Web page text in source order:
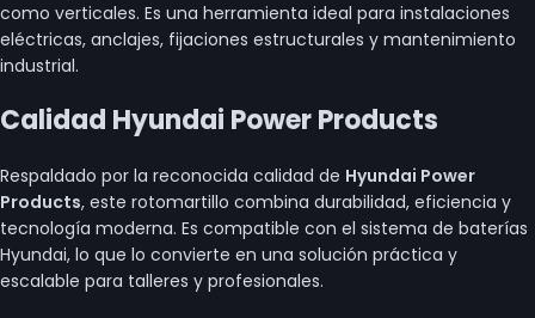
como verticales. Es una herramienta ideal para instalaciones
eléctricas, anclajes, fijaciones estructurales y mantenimiento
industrial.
Calidad Hyundai Power Products
Respaldado por la reconocida calidad de Hyundai Power
Products, este rotomartillo combina durabilidad, eficiencia y
tecnología moderna. Es compatible con el sistema de baterías
Hyundai, lo que lo convierte en una solución práctica y
escalable para talleres y profesionales.